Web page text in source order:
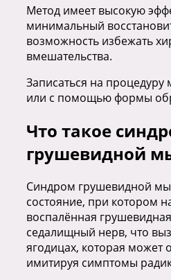
Метод имеет высокую
минимальный
возможность избежать
вмешательства.
Записаться на
или с помощью формы
Что такое
грушевидной
Синдром грушевидной
состояние, при котором
воспалённая
седалищный нерв, что
ягодицах, которая может
имитируя симптомы